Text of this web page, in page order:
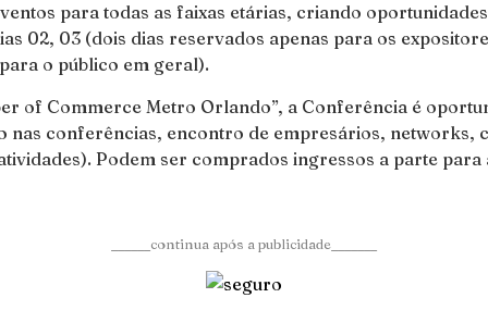
para todas as faixas etárias, criando
02, 03 (dois dias reservados apenas para os
o público em geral).
of Commerce Metro Orlando”, a Conferência é
conferências, encontro de empresários, networks,
Podem ser comprados ingressos a parte
______continua após a publicidade_______